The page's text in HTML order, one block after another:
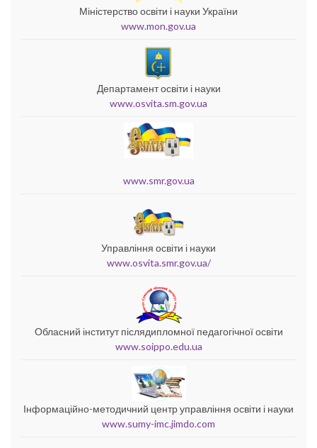
Міністерство освіти і науки України
www.mon.gov.ua
Департамент освіти і науки
www.osvita.sm.gov.ua
www.smr.gov.ua
Управління освіти і науки
www.osvita.smr.gov.ua/
Обласний інститут післядипломної педагогічної освіти
www.soippo.edu.ua
Інформаційно-методичний центр управління освіти і науки
www.sumy-imc.jimdo.com